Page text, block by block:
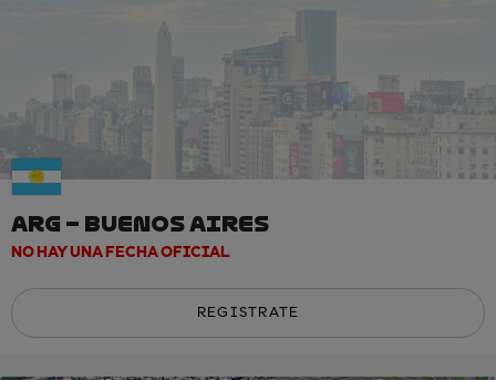
ARG – BUENOS AIRES
NO HAY UNA FECHA OFICIAL
REGISTRATE